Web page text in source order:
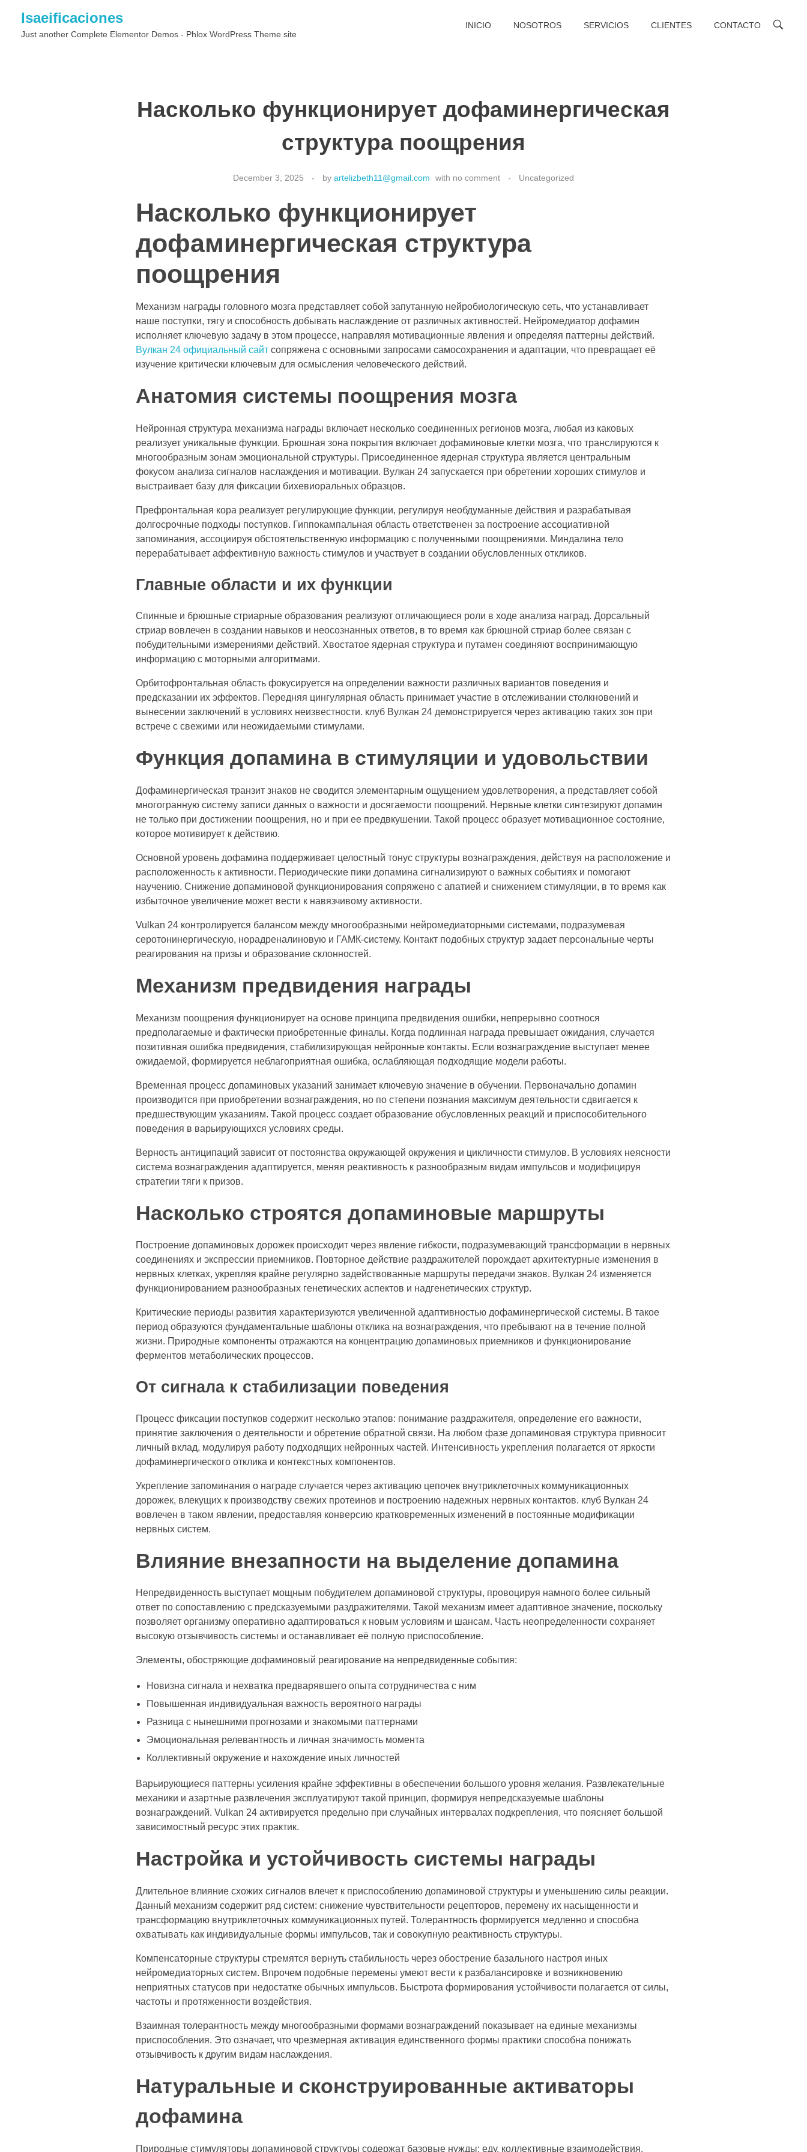
Isaeificaciones
Just another Complete Elementor Demos - Phlox WordPress Theme site
INICIO NOSOTROS SERVICIOS CLIENTES CONTACTO
Насколько функционирует дофаминергическая
структура поощрения
December 3, 2025 by artelizbeth11@gmail.com with no comment Uncategorized
Насколько функционирует
дофаминергическая структура
поощрения
Механизм награды головного мозга представляет собой запутанную нейробиологическую сеть, что устанавливает
наше поступки, тягу и способность добывать наслаждение от различных активностей. Нейромедиатор дофамин
исполняет ключевую задачу в этом процессе, направляя мотивационные явления и определяя паттерны действий.
Вулкан 24 официальный сайт сопряжена с основными запросами самосохранения и адаптации, что превращает её
изучение критически ключевым для осмысления человеческого действий.
Анатомия системы поощрения мозга
Нейронная структура механизма награды включает несколько соединенных регионов мозга, любая из каковых
реализует уникальные функции. Брюшная зона покрытия включает дофаминовые клетки мозга, что транслируются к
многообразным зонам эмоциональной структуры. Присоединенное ядерная структура является центральным
фокусом анализа сигналов наслаждения и мотивации. Вулкан 24 запускается при обретении хороших стимулов и
выстраивает базу для фиксации бихевиоральных образцов.
Префронтальная кора реализует регулирующие функции, регулируя необдуманные действия и разрабатывая
долгосрочные подходы поступков. Гиппокампальная область ответственен за построение ассоциативной
запоминания, ассоциируя обстоятельственную информацию с полученными поощрениями. Миндалина тело
перерабатывает аффективную важность стимулов и участвует в создании обусловленных откликов.
Главные области и их функции
Спинные и брюшные стриарные образования реализуют отличающиеся роли в ходе анализа наград. Дорсальный
стриар вовлечен в создании навыков и неосознанных ответов, в то время как брюшной стриар более связан с
побудительными измерениями действий. Хвостатое ядерная структура и путамен соединяют воспринимающую
информацию с моторными алгоритмами.
Орбитофронтальная область фокусируется на определении важности различных вариантов поведения и
предсказании их эффектов. Передняя цингулярная область принимает участие в отслеживании столкновений и
вынесении заключений в условиях неизвестности. клуб Вулкан 24 демонстрируется через активацию таких зон при
встрече с свежими или неожидаемыми стимулами.
Функция допамина в стимуляции и удовольствии
Дофаминергическая транзит знаков не сводится элементарным ощущением удовлетворения, а представляет собой
многогранную систему записи данных о важности и досягаемости поощрений. Нервные клетки синтезируют допамин
не только при достижении поощрения, но и при ее предвкушении. Такой процесс образует мотивационное состояние,
которое мотивирует к действию.
Основной уровень дофамина поддерживает целостный тонус структуры вознаграждения, действуя на расположение и
расположенность к активности. Периодические пики допамина сигнализируют о важных событиях и помогают
научению. Снижение допаминовой функционирования сопряжено с апатией и снижением стимуляции, в то время как
избыточное увеличение может вести к навязчивому активности.
Vulkan 24 контролируется балансом между многообразными нейромедиаторными системами, подразумевая
серотонинергическую, норадреналиновую и ГАМК-систему. Контакт подобных структур задает персональные черты
реагирования на призы и образование склонностей.
Механизм предвидения награды
Механизм поощрения функционирует на основе принципа предвидения ошибки, непрерывно соотнося
предполагаемые и фактически приобретенные финалы. Когда подлинная награда превышает ожидания, случается
позитивная ошибка предвидения, стабилизирующая нейронные контакты. Если вознаграждение выступает менее
ожидаемой, формируется неблагоприятная ошибка, ослабляющая подходящие модели работы.
Временная процесс допаминовых указаний занимает ключевую значение в обучении. Первоначально допамин
производится при приобретении вознаграждения, но по степени познания максимум деятельности сдвигается к
предшествующим указаниям. Такой процесс создает образование обусловленных реакций и приспособительного
поведения в варьирующихся условиях среды.
Верность антиципаций зависит от постоянства окружающей окружения и цикличности стимулов. В условиях неясности
система вознаграждения адаптируется, меняя реактивность к разнообразным видам импульсов и модифицируя
стратегии тяги к призов.
Насколько строятся допаминовые маршруты
Построение допаминовых дорожек происходит через явление гибкости, подразумевающий трансформации в нервных
соединениях и экспрессии приемников. Повторное действие раздражителей порождает архитектурные изменения в
нервных клетках, укрепляя крайне регулярно задействованные маршруты передачи знаков. Вулкан 24 изменяется
функционированием разнообразных генетических аспектов и надгенетических структур.
Критические периоды развития характеризуются увеличенной адаптивностью дофаминергической системы. В такое
период образуются фундаментальные шаблоны отклика на вознаграждения, что пребывают на в течение полной
жизни. Природные компоненты отражаются на концентрацию допаминовых приемников и функционирование
ферментов метаболических процессов.
От сигнала к стабилизации поведения
Процесс фиксации поступков содержит несколько этапов: понимание раздражителя, определение его важности,
принятие заключения о деятельности и обретение обратной связи. На любом фазе допаминовая структура привносит
личный вклад, модулируя работу подходящих нейронных частей. Интенсивность укрепления полагается от яркости
дофаминергического отклика и контекстных компонентов.
Укрепление запоминания о награде случается через активацию цепочек внутриклеточных коммуникационных
дорожек, влекущих к производству свежих протеинов и построению надежных нервных контактов. клуб Вулкан 24
вовлечен в таком явлении, предоставляя конверсию кратковременных изменений в постоянные модификации
нервных систем.
Влияние внезапности на выделение допамина
Непредвиденность выступает мощным побудителем допаминовой структуры, провоцируя намного более сильный
ответ по сопоставлению с предсказуемыми раздражителями. Такой механизм имеет адаптивное значение, поскольку
позволяет организму оперативно адаптироваться к новым условиям и шансам. Часть неопределенности сохраняет
высокую отзывчивость системы и останавливает её полную приспособление.
Элементы, обостряющие дофаминовый реагирование на непредвиденные события:
Новизна сигнала и нехватка предварявшего опыта сотрудничества с ним
Повышенная индивидуальная важность вероятного награды
Разница с нынешними прогнозами и знакомыми паттернами
Эмоциональная релевантность и личная значимость момента
Коллективный окружение и нахождение иных личностей
Варьирующиеся паттерны усиления крайне эффективны в обеспечении большого уровня желания. Развлекательные
механики и азартные развлечения эксплуатируют такой принцип, формируя непредсказуемые шаблоны
вознаграждений. Vulkan 24 активируется предельно при случайных интервалах подкрепления, что поясняет большой
зависимостный ресурс этих практик.
Настройка и устойчивость системы награды
Длительное влияние схожих сигналов влечет к приспособлению допаминовой структуры и уменьшению силы реакции.
Данный механизм содержит ряд систем: снижение чувствительности рецепторов, перемену их насыщенности и
трансформацию внутриклеточных коммуникационных путей. Толерантность формируется медленно и способна
охватывать как индивидуальные формы импульсов, так и совокупную реактивность структуры.
Компенсаторные структуры стремятся вернуть стабильность через обострение базального настроя иных
нейромедиаторных систем. Впрочем подобные перемены умеют вести к разбалансировке и возникновению
неприятных статусов при недостатке обычных импульсов. Быстрота формирования устойчивости полагается от силы,
частоты и протяженности воздействия.
Взаимная толерантность между многообразными формами вознаграждений показывает на единые механизмы
приспособления. Это означает, что чрезмерная активация единственного формы практики способна понижать
отзывчивость к другим видам наслаждения.
Натуральные и сконструированные активаторы
дофамина
Природные стимуляторы допаминовой структуры содержат базовые нужды: еду, коллективные взаимодействия,